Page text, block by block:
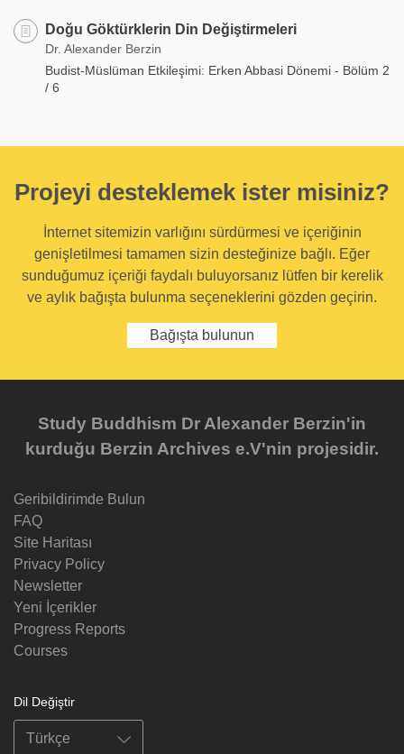
Doğu Göktürklerin Din Değiştirmeleri
Dr. Alexander Berzin
Budist-Müslüman Etkileşimi: Erken Abbasi Dönemi - Bölüm 2
/ 6
Projeyi desteklemek ister misiniz?
İnternet sitemizin varlığını sürdürmesi ve içeriğinin
genişletilmesi tamamen sizin desteğinize bağlı. Eğer
sunduğumuz içeriği faydalı buluyorsanız lütfen bir kerelik
ve aylık bağışta bulunma seçeneklerini gözden geçirin.
Bağışta bulunun
Study Buddhism Dr Alexander Berzin'in
kurduğu Berzin Archives e.V'nin projesidir.
Geribildirimde Bulun
FAQ
Site Haritası
Privacy Policy
Newsletter
Yeni İçerikler
Progress Reports
Courses
Dil Değiştir